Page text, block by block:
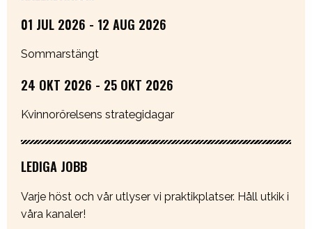
01 JUL 2026 - 12 AUG 2026
Sommarstängt
24 OKT 2026 - 25 OKT 2026
Kvinnorörelsens strategidagar
LEDIGA JOBB
Varje höst och vår utlyser vi praktikplatser. Håll utkik i
våra kanaler!